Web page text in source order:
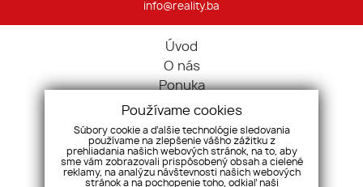
info@reality.ba
Úvod
O nás
Ponuka
Pravidlá cookies
Ponúknite nám
Služby
Kontakt
Ochrana osobných údajov
Používame cookies
Súbory cookie a ďalšie technológie sledovania
používame na zlepšenie vášho zážitku z
prehliadania našich webových stránok, na to, aby
sme vám zobrazovali prispôsobený obsah a cielené
reklamy, na analýzu návštevnosti našich webových
stránok a na pochopenie toho, odkiaľ naši